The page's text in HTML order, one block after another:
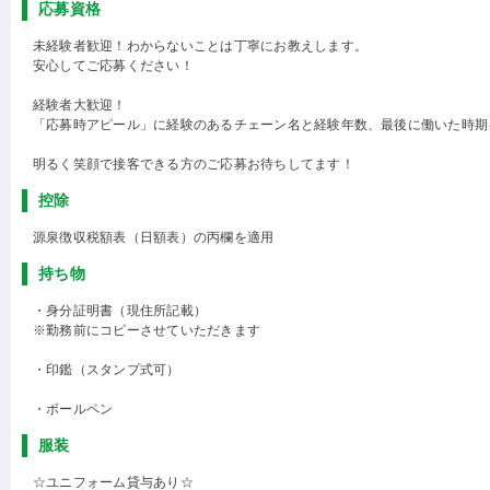
応募資格
未経験者歓迎！わからないことは丁寧にお教えします。
安心してご応募ください！
経験者大歓迎！
「応募時アピール」に経験のあるチェーン名と経験年数、最後に働いた時
明るく笑顔で接客できる方のご応募お待ちしてます！
控除
源泉徴収税額表（日額表）の丙欄を適用
持ち物
・身分証明書（現住所記載）
※勤務前にコピーさせていただきます
・印鑑（スタンプ式可）
・ボールペン
服装
☆ユニフォーム貸与あり☆